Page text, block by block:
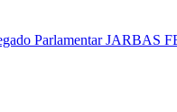
Parlamentar JARBAS